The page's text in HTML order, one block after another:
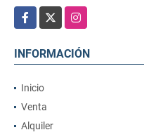
Facebook
Instagram
INFORMACIÓN
Inicio
Venta
Alquiler